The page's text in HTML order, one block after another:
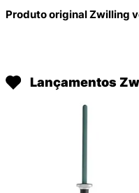
Produto original Zwilling
Lançamentos